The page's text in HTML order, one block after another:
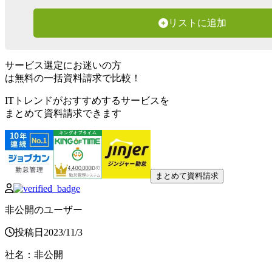
リストに追加
サービス選定にお迷いの方
は無料の一括資料請求で比較！
ITトレンドがおすすめするサービスを
まとめて資料請求できます
まとめて資料請求
非公開のユーザー
投稿日 2023/11/3
社名 ： 非公開